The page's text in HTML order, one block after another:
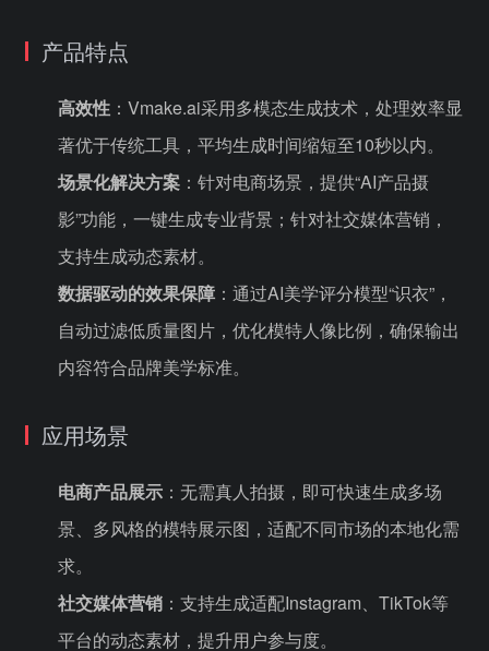
产品特点
高效性 ：Vmake.ai采用多模态生成技术，处理效率显
著优于传统工具，平均生成时间缩短至10秒以内。
场景化解决方案 ：针对电商场景，提供“AI产品摄
影”功能，一键生成专业背景；针对社交媒体营销，
支持生成动态素材。
数据驱动的效果保障 ：通过AI美学评分模型“识衣”，
自动过滤低质量图片，优化模特人像比例，确保输出
内容符合品牌美学标准。
应用场景
电商产品展示 ：无需真人拍摄，即可快速生成多场
景、多风格的模特展示图，适配不同市场的本地化需
求。
社交媒体营销 ：支持生成适配Instagram、TikTok等
平台的动态素材，提升用户参与度。